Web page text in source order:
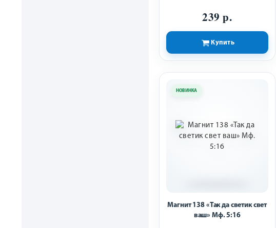
239 р.
Купить
НОВИНКА
Магнит 138 «Так да светик свет
ваш» Мф. 5:16